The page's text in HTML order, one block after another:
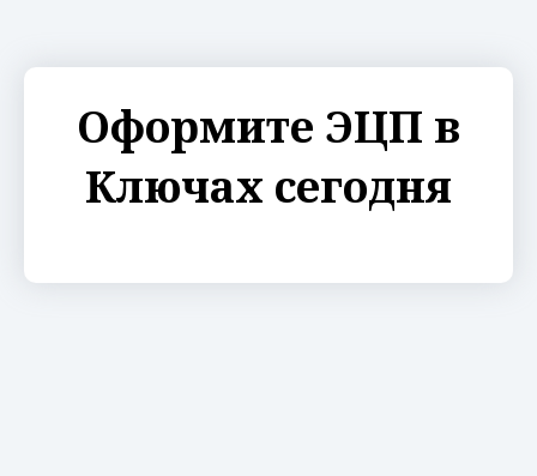
Оформите ЭЦП в
Ключах сегодня